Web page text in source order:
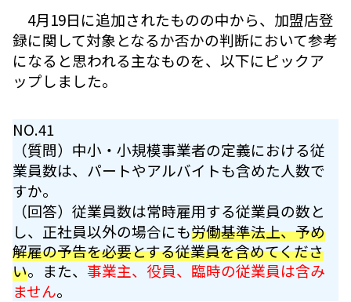
4月19日に追加されたものの中から、加盟店登
録に関して対象となるか否かの判断において参考
になると思われる主なものを、以下にピックア
ップしました。
NO.41
（質問）中小・小規模事業者の定義における従
業員数は、パートやアルバイトも含めた人数で
すか。
（回答）従業員数は常時雇用する従業員の数と
し、正社員以外の場合にも労働基準法上、予め
解雇の予告を必要とする従業員を含めてくださ
い。また、 事業主、役員、臨時の従業員は含み
ません。